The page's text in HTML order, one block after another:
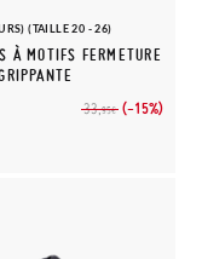
(TAILLE 20 - 26)
À MOTIFS FERMETURE
33,95€ (-15%)